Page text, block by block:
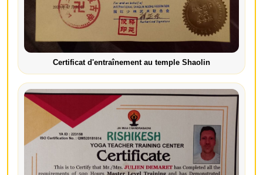
Certificat d'entraînement au temple Shaolin